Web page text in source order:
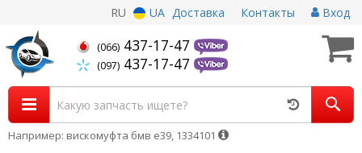
RU UA Доставка Контакты Вход
(066) 437-17-47
(097) 437-17-47
Например: вискомуфта бмв е39, 1334101